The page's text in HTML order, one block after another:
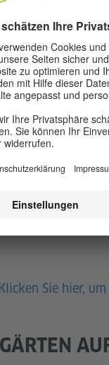
ihres eigenen
Ökosysteme
und alle,
und kreativen
von
Sie hier,